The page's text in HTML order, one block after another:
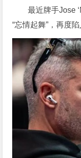
最近牌手Jose
“忘情起舞”，再度